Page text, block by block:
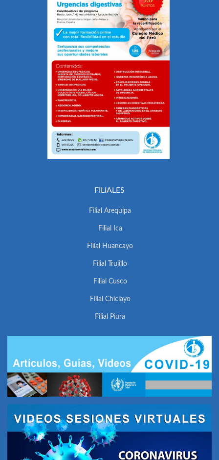
FILIALES
Filial Arequipa
Filial Ica
Filial Huancayo
Filial Trujillo
Filial Cusco
Filial Chiclayo
Filial Piura